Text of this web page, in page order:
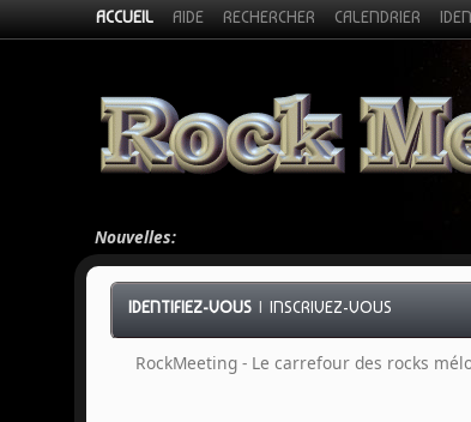
ACCUEIL AIDE RECHERCHER CALENDRIER
Nouvelles:
IDENTIFIEZ-VOUS |INSCRIVEZ-VOUS
RockMeeting - Le carrefour des rocks